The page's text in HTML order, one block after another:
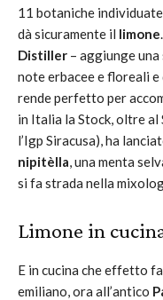
11 botaniche
dà sicuramente il limone
Distiller – aggiunge
note erbacee e floreali
rende perfetto per
in Italia la Stock, oltre al
l’Igp Siracusa), ha
nipitèlla, una menta
si fa strada nella
Limone in
E in cucina che effetto
emiliano, ora all’antico